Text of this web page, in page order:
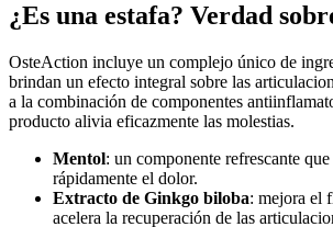
¿Es una estafa? Verdad
OsteAction incluye un complejo único de
brindan un efecto integral sobre las
a la combinación de componentes
producto alivia eficazmente las molestias.
Mentol: un componente refrescante
rápidamente el dolor.
Extracto de Ginkgo biloba: mejora el
acelera la recuperación de las